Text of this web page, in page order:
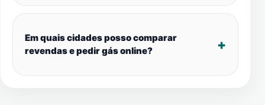
Em quais cidades posso comparar
revendas e pedir gás online?